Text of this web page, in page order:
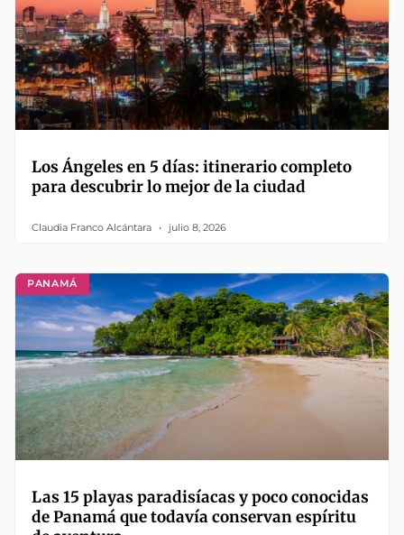
Los Ángeles en 5 días: itinerario completo
para descubrir lo mejor de la ciudad
Claudia Franco Alcántara julio 8, 2026
PANAMÁ
Las 15 playas paradisíacas y poco conocidas
de Panamá que todavía conservan espíritu